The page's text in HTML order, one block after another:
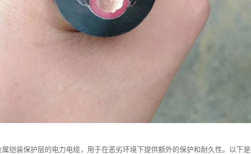
铠装保护层的电力电缆，用于在恶劣环境下提供额外的保护和耐久性。以下